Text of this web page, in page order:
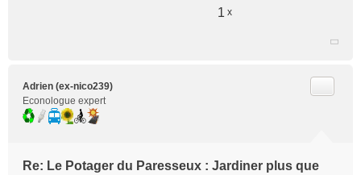
1 x
Adrien (ex-nico239)
Econologue expert
Re: Le Potager du Paresseux : Jardiner plus que